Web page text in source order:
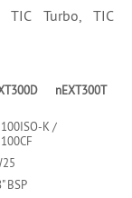
TIC Turbo, TIC
nEXT300T
K /
BSP